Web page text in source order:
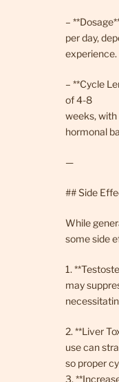
–
per day,
experience.
– **Cycle
of 4-8
weeks,
hormonal
—
## Side
While
some side
1.
may
2. **Liver
use can
so proper
3.